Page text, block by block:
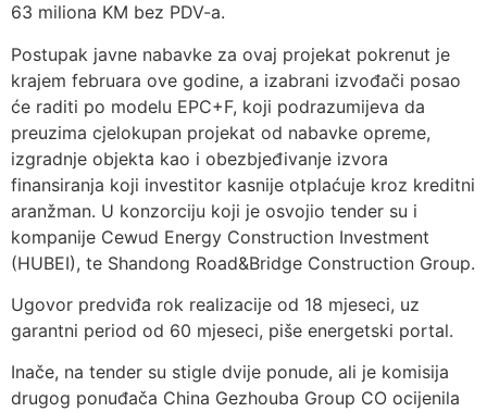
63 miliona KM bez PDV-a.
Postupak javne nabavke za ovaj projekat pokrenut je
krajem februara ove godine, a izabrani izvođači posao
će raditi po modelu EPC+F, koji podrazumijeva da
preuzima cjelokupan projekat od nabavke opreme,
izgradnje objekta kao i obezbjeđivanje izvora
finansiranja koji investitor kasnije otplaćuje kroz kreditni
aranžman. U konzorciju koji je osvojio tender su i
kompanije Cewud Energy Construction Investment
(HUBEI), te Shandong Road&Bridge Construction Group.
Ugovor predviđa rok realizacije od 18 mjeseci, uz
garantni period od 60 mjeseci, piše energetski portal.
Inače, na tender su stigle dvije ponude, ali je komisija
drugog ponuđača China Gezhouba Group CO ocijenila